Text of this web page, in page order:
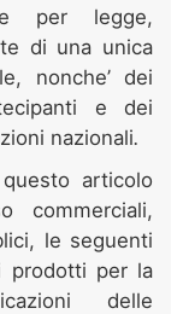
per legge,
di una unica
nonche’ dei
e dei
nazionali.
articolo
commerciali,
le seguenti
prodotti per la
delle